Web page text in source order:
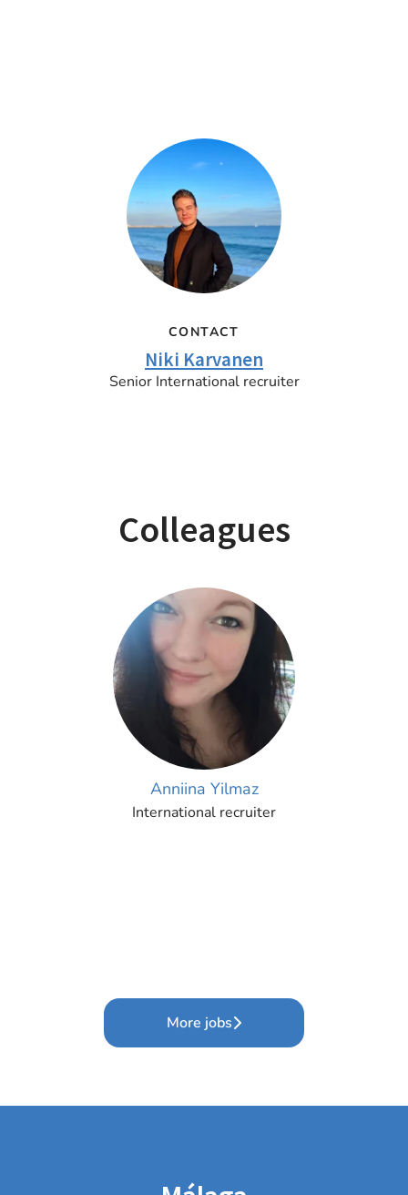
CONTACT
Niki Karvanen
Senior International recruiter
Colleagues
Anniina Yilmaz
International recruiter
More jobs